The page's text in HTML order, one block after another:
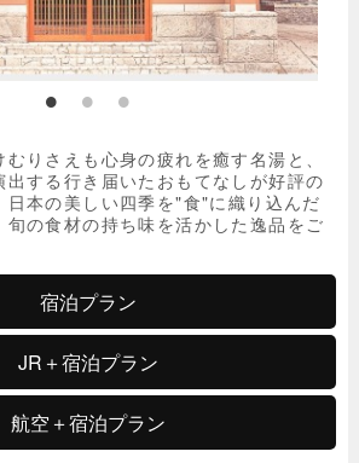
りさえも心身の疲れを癒す名湯と、
する行き届いたおもてなしが好評の
日本の美しい四季を"食"に織り込んだ
の食材の持ち味を活かした逸品をご
宿泊プラン
JR＋宿泊プラン
航空＋宿泊プラン